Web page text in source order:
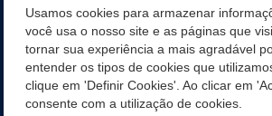
MANUAL DE PROCEDIMENTOS
TURMINHA DO LAGO
Usamos cookies para armazenar
você usa o nosso site e as páginas que
tornar sua experiência a mais agradável
entender os tipos de cookies que
clique em 'Definir Cookies'. Ao clicar em
consente com a utilização de cookies.